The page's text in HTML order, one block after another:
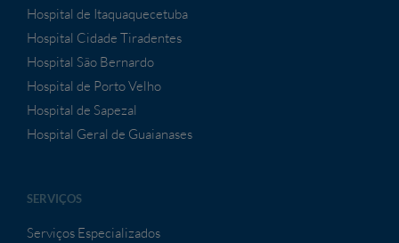
Hospital de Itaquaquecetuba
Hospital Cidade Tiradentes
Hospital São Bernardo
Hospital de Porto Velho
Hospital de Sapezal
Hospital Geral de Guaianases
SERVIÇOS
Serviços Especializados